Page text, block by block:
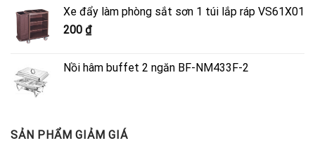
4.500.000 ₫.là:
Xe đẩy làm phòng sắt sơn 1 túi lắp ráp VS61X01
200 ₫
Nồi hâm buffet 2 ngăn BF-NM433F-2
SẢN PHẨM GIẢM GIÁ